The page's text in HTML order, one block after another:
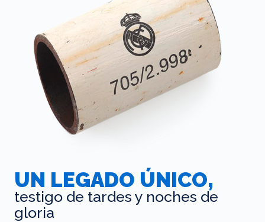
UN LEGADO ÚNICO,
testigo de tardes y noches de
gloria